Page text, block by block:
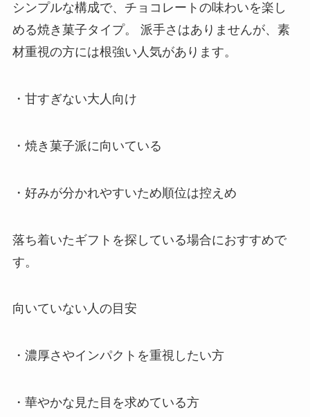
シンプルな構成で、チョコレートの味わいを楽し
める焼き菓子タイプ。 派手さはありませんが、素
材重視の方には根強い人気があります。
・甘すぎない大人向け
・焼き菓子派に向いている
・好みが分かれやすいため順位は控えめ
落ち着いたギフトを探している場合におすすめで
す。
向いていない人の目安
・濃厚さやインパクトを重視したい方
・華やかな見た目を求めている方